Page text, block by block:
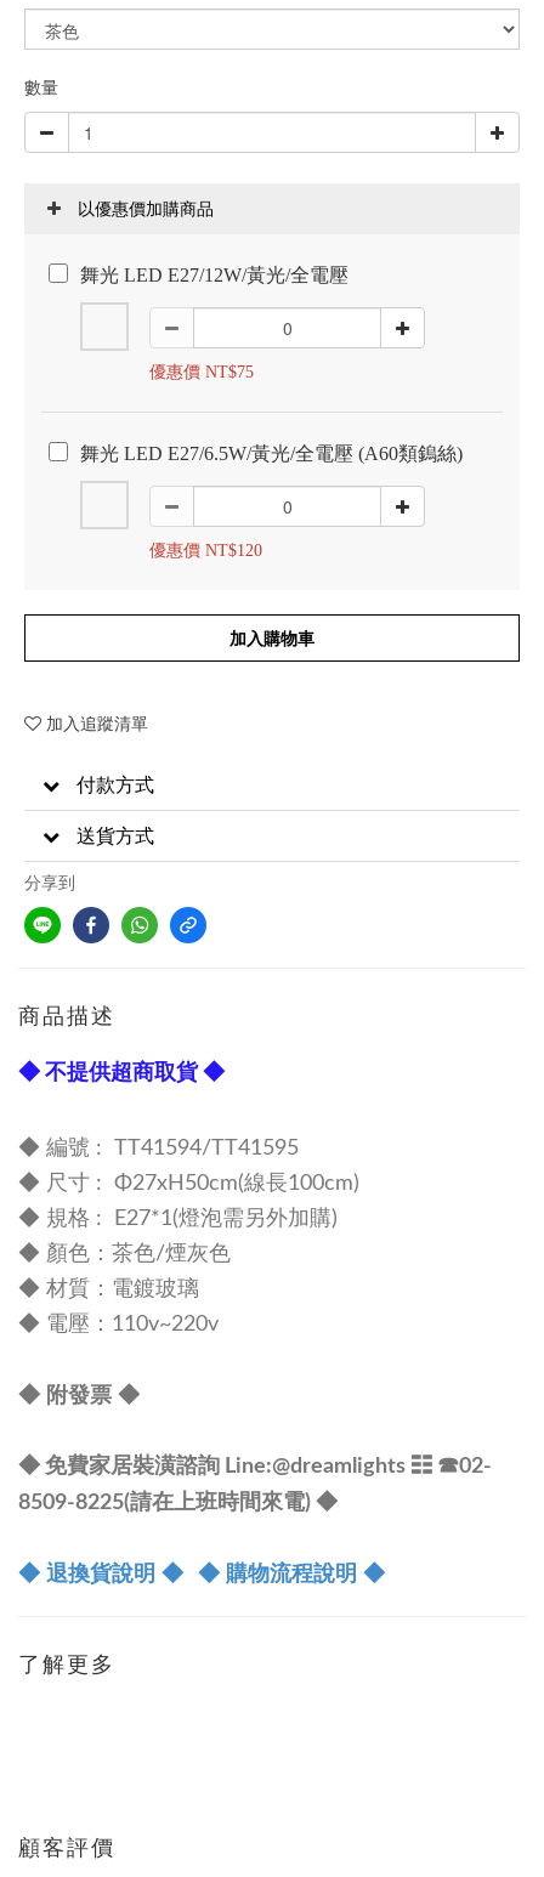
數量
以優惠價加購商品
舞光 LED E27/12W/黃光/全電壓
優惠價 NT$75
舞光 LED E27/6.5W/黃光/全電壓 (A60類鎢絲)
優惠價 NT$120
加入購物車
加入追蹤清單
付款方式
送貨方式
分享到
商品描述
◆ 不提供超商取貨 ◆
◆ 編號 : TT41594/TT41595
◆ 尺寸 : Φ27xH50cm(線長100cm)
◆ 規格 : E27*1(燈泡需另外加購)
◆ 顏色：茶色/煙灰色
◆ 材質：電鍍玻璃
◆ 電壓：110v~220v
◆ 附發票◆
◆ 免費家居裝潢諮詢 Line:@dreamlights ☷ ☎02-
8509-8225(請在上班時間來電) ◆
◆ 退換貨說明 ◆ ◆ 購物流程說明 ◆
了解更多
顧客評價